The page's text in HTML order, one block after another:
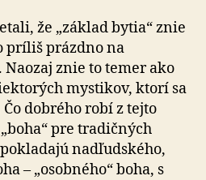
že „základ bytia“ znie
príliš prázdno na
znie to temer ako
mystikov, ktorí sa
dobrého robí z tejto
pre tradičných
nadľudského,
– „osobného“ boha, s